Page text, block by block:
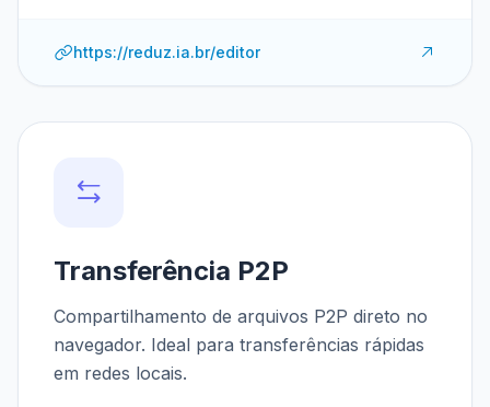
https://reduz.ia.br/editor
Transferência P2P
Compartilhamento de arquivos P2P direto no
navegador. Ideal para transferências rápidas
em redes locais.